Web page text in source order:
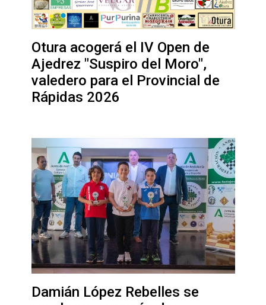
Otura acogerá el IV Open de
Ajedrez "Suspiro del Moro",
valedero para el Provincial de
Rápidas 2026
Damián López Rebelles se